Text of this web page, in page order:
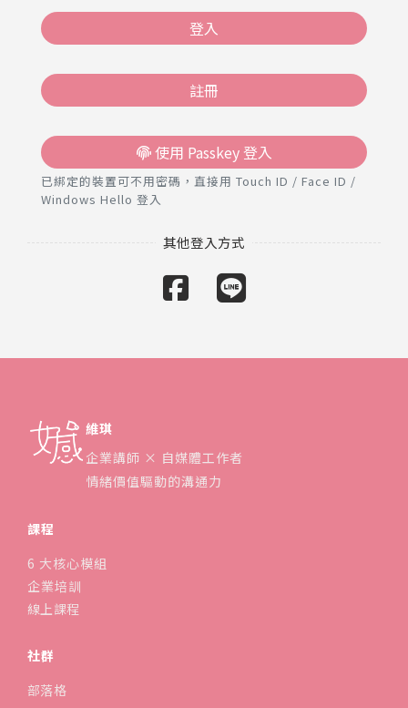
登入
註冊
使用 Passkey 登入
已綁定的裝置可不用密碼，直接用 Touch ID / Face ID /
Windows Hello 登入
維琪
企業講師 × 自媒體工作者
情緒價值驅動的溝通力
課程
6 大核心模組
企業培訓
線上課程
社群
部落格